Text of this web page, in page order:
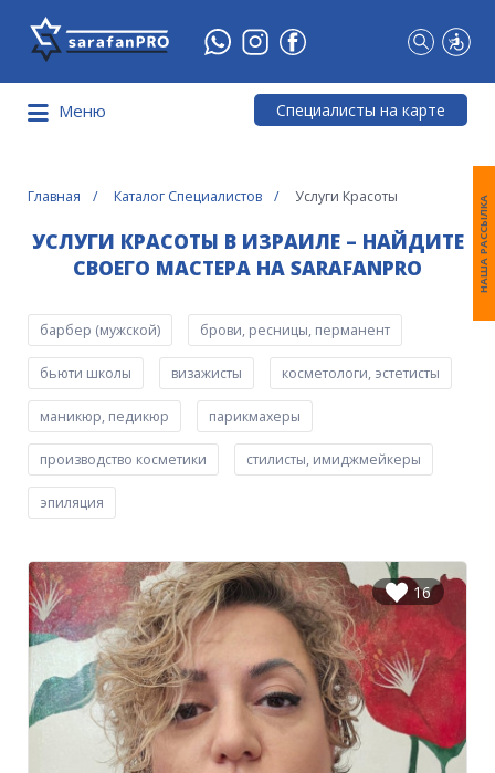
Что
Вы
ищете?
Меню Специалисты на карте
Главная Каталог Специалистов Услуги Красоты
УСЛУГИ КРАСОТЫ В ИЗРАИЛЕ – НАЙДИТЕ
СВОЕГО МАСТЕРА НА SARAFANPRO
барбер (мужской) брови, ресницы, перманент
бьюти школы визажисты косметологи, эстетисты
маникюр, педикюр парикмахеры
производство косметики стилисты, имиджмейкеры
эпиляция
16
НАША РАССЫЛКА